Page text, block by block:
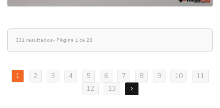
331 resultados- Página 1 de 28
1 2 3 4 5 6 7 8 9 10
11
12
13